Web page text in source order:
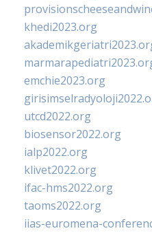
khedi2023.org
emchie2023.org
utcd2022.org
biosensor2022.org
ialp2022.org
klivet2022.org
ifac-hms2022.org
taoms2022.org
iias-euromena-